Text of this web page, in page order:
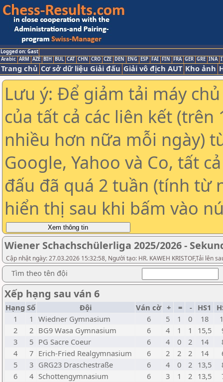
Logged on: Gast
Arabic ARM AZE BIH BUL CAT CHN CRO CZE DEN ENG ESP FAI FIN FRA GER GRE INA
Trang chủ Cơ sở dữ liệu Giải đấu Giải vô địch AUT Kho ảnh
Lưu ý: Để giảm tải máy
của tất cả các liên kết (trên
nhiều hơn nữa mỗi ngày)
Google, Yahoo và Co, tất
đấu đã quá 2 tuần (tính từ
hiển thị sau khi bấm vào
Wiener Schachschülerliga 2025/2026 -
Cập nhật ngày: 27.03.2026 15:32:58, Người tạo: HR. KAWEH KRISTOF,Tải lên
Tìm theo tên đội
Xếp hạng sau ván 6
Hạng Số Đội Ván cờ + = - HS1
1
1 Wiedner Gymnasium 6 5 1 0 18
2
2 BG9 Wasa Gymnasium 6 4 1 1 15,5
3
5 PG Sacre Coeur 6 4 0 2 14
4
7 Erich-Fried Realgymnasium 6 2 2 2 14
5
3 GRG23 Draschestraße 6 4 0 2 13,5
6
4 Schottengymnasium 6 3 1 2 13,5